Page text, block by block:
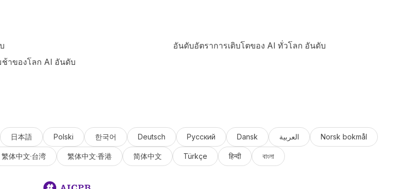
อันดับอัตราการเติบโตของ AI ทั่วโลก อันดับ
าของโลก AI อันดับ
日本語 Polski 한국어 Deutsch Русский Dansk العربية Norsk bokmål
繁体中文·台湾 繁体中文·香港 简体中文 Türkçe हिन्दी বাংলা